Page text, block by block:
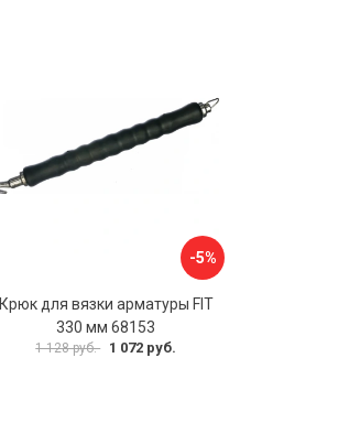
-5%
Крюк для вязки арматуры FIT
330 мм 68153
1 128 руб. 1 072 руб.